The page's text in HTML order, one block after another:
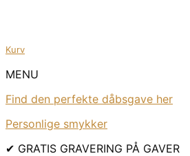
Kurv
MENU
Find den perfekte dåbsgave her
Personlige smykker
✔ GRATIS GRAVERING PÅ GAVER